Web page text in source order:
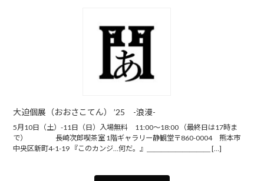
大迫個展（おおさこてん） ’25 -浪漫-
5月10日（土）-11日（日）入場無料 11:00〜18:00 （最終日は17時ま
で） 長崎次郎喫茶室 1階ギャラリー静観堂〒860-0004 熊本市
中央区新町4-1-19 『このカンジ…何だ。』＿＿＿＿＿＿＿＿＿ […]